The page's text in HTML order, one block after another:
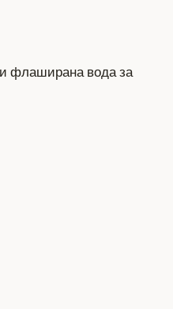
флаширана вода за